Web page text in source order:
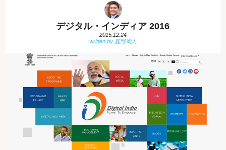
デジタル・インディア 2016
2015.12.24